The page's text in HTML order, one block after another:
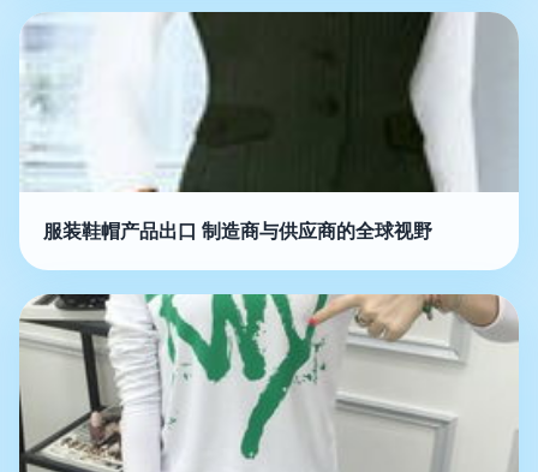
服装鞋帽产品出口 制造商与供应商的全球视野